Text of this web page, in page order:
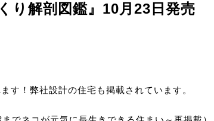
内
り解剖図鑑』10月23日発売
す！弊社設計の住宅も掲載されています。